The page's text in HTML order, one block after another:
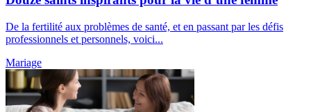
De la fertilité aux problèmes de santé, et en passant par les défis
professionnels et personnels, voici...
Mariage